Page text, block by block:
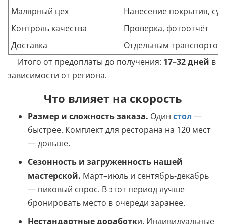
Малярный цех
Нанесение покрытия,
Контроль качества
Проверка, фотоотчёт
Доставка
Отдельным
Итого от предоплаты до получения: 17–32 дней в
зависимости от региона.
Что влияет на скорость
Размер и сложность заказа. Один стол —
быстрее. Комплект для ресторана на 120 мест
— дольше.
Сезонность и загруженность нашей
мастерской. Март–июль и сентябрь-декабрь
— пиковый спрос. В этот период лучше
бронировать место в очереди заранее.
Нестандартные доработки. Индивидуальные